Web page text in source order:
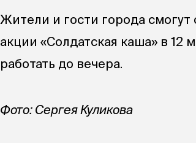
Жители и гости города смогут
акции «Солдатская каша» в 12
работать до вечера.
Фото: Сергея Куликова